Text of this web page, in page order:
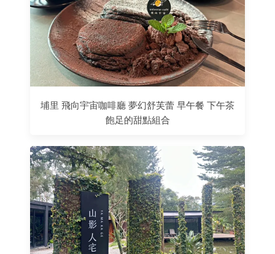
埔里 飛向宇宙咖啡廳 夢幻舒芙蕾 早午餐 下午茶
飽足的甜點組合